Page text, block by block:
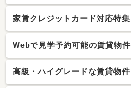
家賃クレジットカード対応特集
Webで見学予約可能の賃貸物件
高級・ハイグレードな賃貸物件